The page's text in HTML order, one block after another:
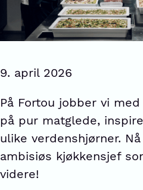
9. april 2026
På Fortou jobber vi
på pur matglede,
ulike verdenshjørner.
ambisiøs kjøkkensjef
videre!